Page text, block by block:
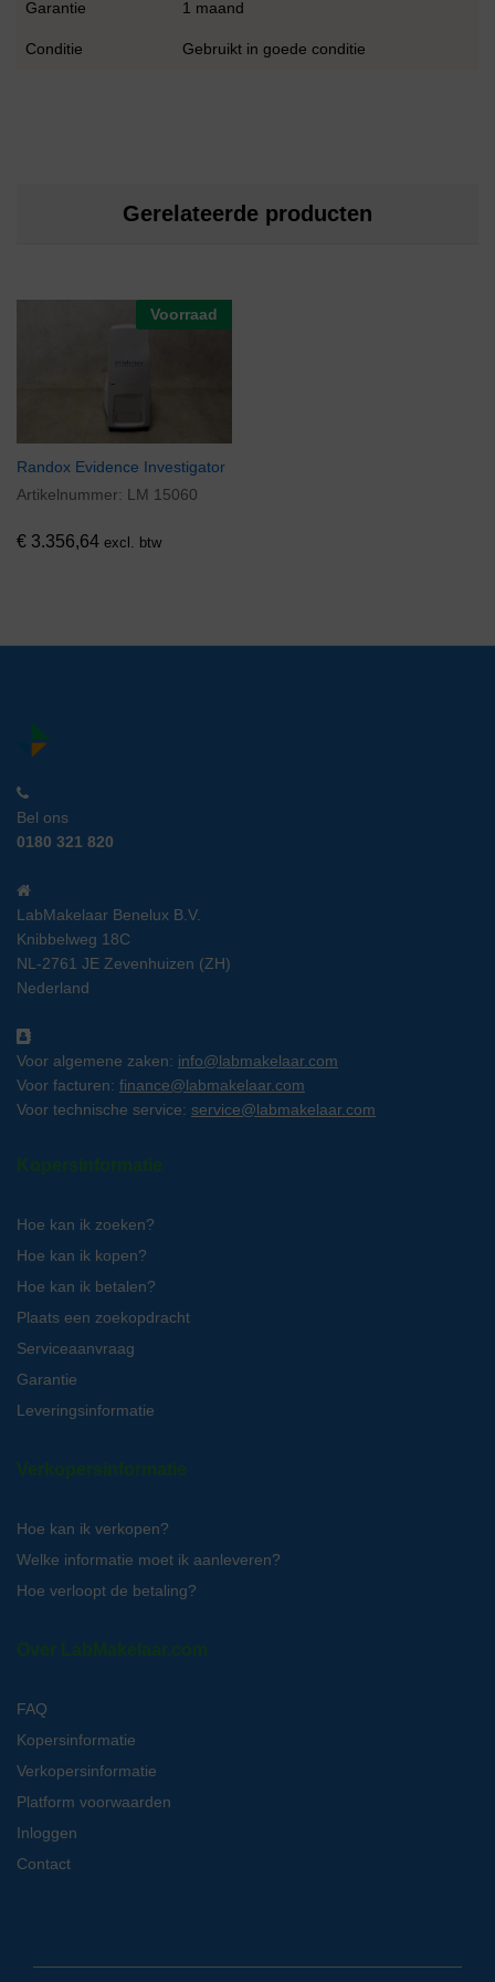
Garantie 1 maand
Conditie Gebruikt in goede conditie
Gerelateerde producten
Voorraad
Randox Evidence Investigator
Artikelnummer: LM 15060
€ 3.356,64 excl. btw
Bel ons
0180 321 820
LabMakelaar Benelux B.V.
Knibbelweg 18C
NL-2761 JE Zevenhuizen (ZH)
Nederland
Voor algemene zaken: info@labmakelaar.com
Voor facturen: finance@labmakelaar.com
Voor technische service: service@labmakelaar.com
Kopersinformatie
Hoe kan ik zoeken?
Hoe kan ik kopen?
Hoe kan ik betalen?
Plaats een zoekopdracht
Serviceaanvraag
Garantie
Leveringsinformatie
Verkopersinformatie
Hoe kan ik verkopen?
Welke informatie moet ik aanleveren?
Hoe verloopt de betaling?
Over LabMakelaar.com
FAQ
Kopersinformatie
Verkopersinformatie
Platform voorwaarden
Inloggen
Contact